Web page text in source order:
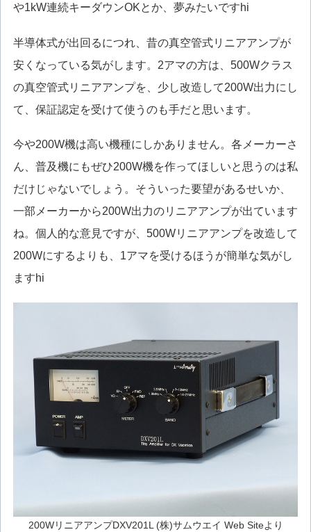
や1kW連続キーダウンOKとか、夢みたいですhi
半導体式が出回るにつれ、昔の真空管式リニアアンプが
安くなっている気がします。2アマの方は、500Wクラス
の真空管式リニアアンプを、少し改造して200W出力にし
て、保証認定を受けて使うのも手だと思います。
今や200W機は高い機種にしかありません。各メーカーさ
ん、普及機にもぜひ200W機を作ってほしいと思うのは私
だけじゃないでしょう。そういった要望があるせいか、
一部メーカーから200W出力のリニアアンプが出ています
ね。個人的な意見ですが、500Wリニアアンプを改造して
200Wにするよりも、1アマを受けるほうが簡単な気がし
ますhi
200WリニアアンプDXV201L (株)サムウエイ Web Siteより